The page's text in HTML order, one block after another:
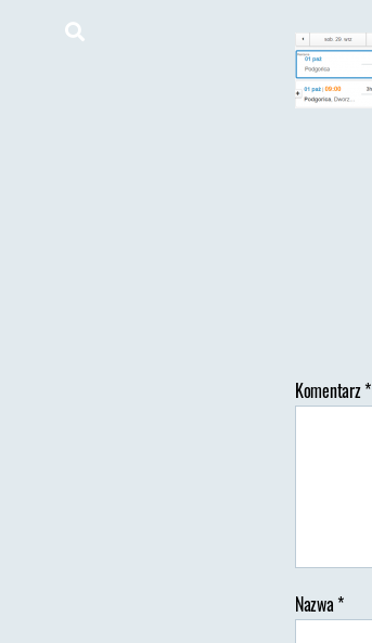
Komentarz*
Nazwa*